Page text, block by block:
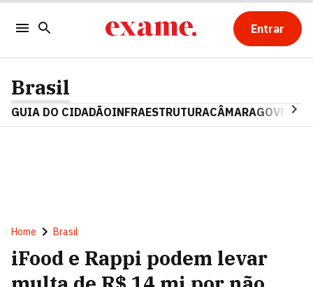
Entrar
Brasil
GUIA DO CIDADÃOINFRAESTRUTURACÂMARAGOVERNO
Home Brasil
iFood e Rappi podem levar